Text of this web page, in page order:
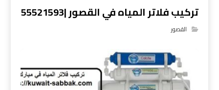
تركيب فلاتر المياه في القصور |55521593
القصور